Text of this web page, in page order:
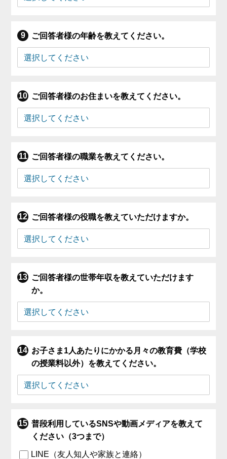
ご回答者様の年齢を教えてください。
ご回答者様のお住まいを教えてください。
ご回答者様の職業を教えてください。
ご回答者様の役職を教えていただけますか。
ご回答者様の世帯年収を教えていただけます
か。
お子さま1人あたりにかかる月々の教育費（学校
の授業料以外）を教えてください。
普段利用しているSNSや動画メディアを教えて
ください（3つまで）
LINE（友人知人や家族と連絡）